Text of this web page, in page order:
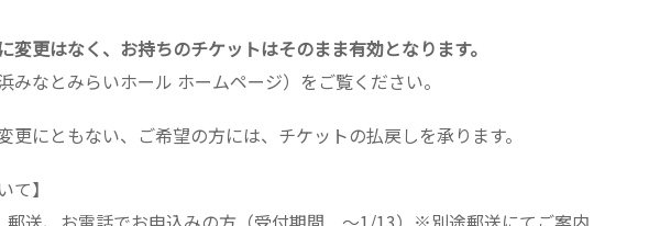
変更はなく、お持ちのチケットはそのまま有効となります。
浜みなとみらいホール ホームページ）をご覧ください。
にともない、ご希望の方には、チケットの払戻しを承ります。
て】